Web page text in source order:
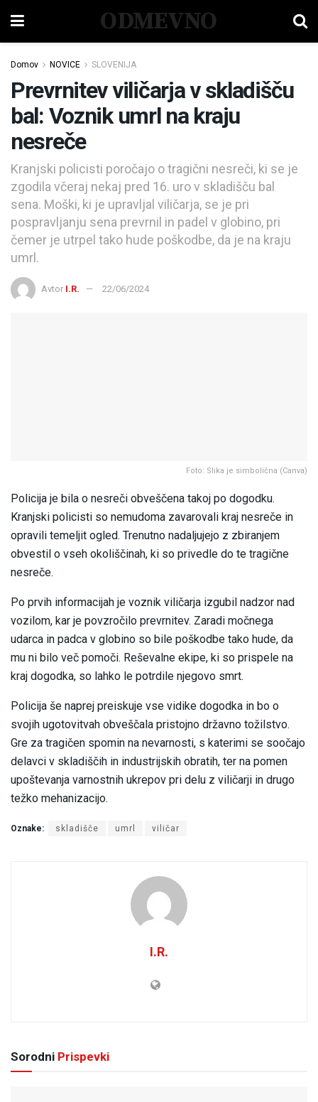
ODMEVNO
Domov NOVICE SLOVENIJA
Prevrnitev viličarja v skladišču
bal: Voznik umrl na kraju
nesreče
Kranjski policisti poročajo o tragični nesreči, ki se je
zgodila včeraj nekaj pred 16. uro v skladišču bal
sena. Moški, ki je upravljal viličarja, se je pri
pospravljanju sena prevrnil in padel v globino, pri
čemer je utrpel tako hude poškodbe, da je na kraju
umrl.
Avtor I.R. 22/06/2024
Foto: Slika je simbolična (Canva)
Policija je bila o nesreči obveščena takoj po dogodku.
Kranjski policisti so nemudoma zavarovali kraj nesreče in
opravili temeljit ogled. Trenutno nadaljujejo z zbiranjem
obvestil o vseh okoliščinah, ki so privedle do te tragične
nesreče.
Po prvih informacijah je voznik viličarja izgubil nadzor nad
vozilom, kar je povzročilo prevrnitev. Zaradi močnega
udarca in padca v globino so bile poškodbe tako hude, da
mu ni bilo več pomoči. Reševalne ekipe, ki so prispele na
kraj dogodka, so lahko le potrdile njegovo smrt.
Policija še naprej preiskuje vse vidike dogodka in bo o
svojih ugotovitvah obveščala pristojno državno tožilstvo.
Gre za tragičen spomin na nevarnosti, s katerimi se soočajo
delavci v skladiščih in industrijskih obratih, ter na pomen
upoštevanja varnostnih ukrepov pri delu z viličarji in drugo
težko mehanizacijo.
Oznake: skladišče umrl viličar
I.R.
Sorodni Prispevki